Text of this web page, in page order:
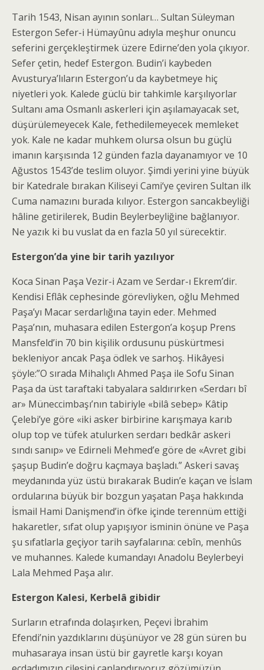
Tarih 1543, Nisan ayının sonları… Sultan Süleyman
Estergon Sefer-i Hümayûnu adıyla meşhur onuncu
seferini gerçekleştirmek üzere Edirne’den yola çıkıyor.
Sefer çetin, hedef Estergon. Budin’i kaybeden
Avusturya’lıların Estergon’u da kaybetmeye hiç
niyetleri yok. Kalede güclü bir tahkimle karşılıyorlar
Sultanı ama Osmanlı askerleri için aşılamayacak set,
düşürülemeyecek Kale, fethedilemeyecek memleket
yok. Kale ne kadar muhkem olursa olsun bu güçlü
imanın karşısında 12 günden fazla dayanamıyor ve 10
Ağustos 1543’de teslim oluyor. Şimdi yerini yine büyük
bir Katedrale bırakan Kiliseyi Cami‘ye çeviren Sultan ilk
Cuma namazını burada kılıyor. Estergon sancakbeyliği
hâline getirilerek, Budin Beylerbeyliğine bağlanıyor.
Ne yazık ki bu vuslat da en fazla 50 yıl sürecektir.
Estergon’da yine bir tarih yazılıyor
Koca Sinan Paşa Vezir-i Azam ve Serdar-ı Ekrem’dir.
Kendisi Eflâk cephesinde görevliyken, oğlu Mehmed
Paşa’yı Macar serdarlığına tayin eder. Mehmed
Paşa’nın, muhasara edilen Estergon’a koşup Prens
Mansfeld’in 70 bin kişilik ordusunu püskürtmesi
bekleniyor ancak Paşa ödlek ve sarhoş. Hikâyesi
şöyle:”O sırada Mihalıçlı Ahmed Paşa ile Sofu Sinan
Paşa da üst taraftaki tabyalara saldırırken «Serdarı bî
ar» Müneccimbaşı’nın tabiriyle «bilâ sebep» Kâtip
Çelebi’ye göre «iki asker birbirine karışmaya karıb
olup top ve tüfek atulurken serdarı bedkâr askeri
sındı sanıp» ve Edirneli Mehmed’e göre de «Avret gibi
şaşup Budin’e doğru kaçmaya başladı.” Askeri savaş
meydanında yüz üstü bırakarak Budin’e kaçan ve İslam
ordularına büyük bir bozgun yaşatan Paşa hakkında
İsmail Hami Danişmend’in öfke içinde terennüm ettiği
hakaretler, sıfat olup yapışıyor isminin önüne ve Paşa
şu sıfatlarla geçiyor tarih sayfalarına: cebîn, menhûs
ve muhannes. Kalede kumandayı Anadolu Beylerbeyi
Lala Mehmed Paşa alır.
Estergon Kalesi, Kerbelâ gibidir
Surların etrafında dolaşırken, Peçevi İbrahim
Efendi’nin yazdıklarını düşünüyor ve 28 gün süren bu
muhasaraya insan üstü bir gayretle karşı koyan